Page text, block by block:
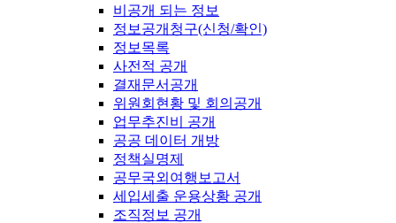
비공개 되는 정보
정보공개청구(신청/확인)
정보목록
사전적 공개
결재문서공개
위원회현황 및 회의공개
업무추진비 공개
공공 데이터 개방
정책실명제
공무국외여행보고서
세입세출 운용상황 공개
조직정보 공개